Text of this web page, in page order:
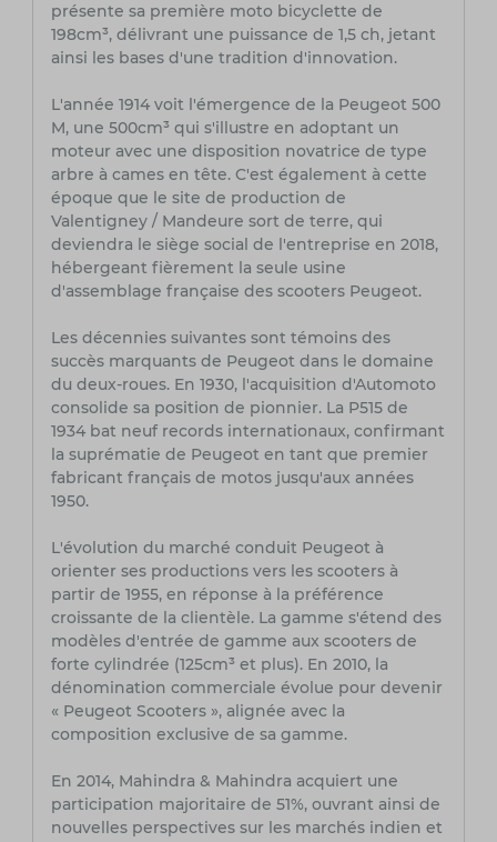
présente sa première moto bicyclette de
198cm³, délivrant une puissance de 1,5 ch, jetant
ainsi les bases d'une tradition d'innovation.
L'année 1914 voit l'émergence de la Peugeot 500
M, une 500cm³ qui s'illustre en adoptant un
moteur avec une disposition novatrice de type
arbre à cames en tête. C'est également à cette
époque que le site de production de
Valentigney / Mandeure sort de terre, qui
deviendra le siège social de l'entreprise en 2018,
hébergeant fièrement la seule usine
d'assemblage française des scooters Peugeot.
Les décennies suivantes sont témoins des
succès marquants de Peugeot dans le domaine
du deux-roues. En 1930, l'acquisition d'Automoto
consolide sa position de pionnier. La P515 de
1934 bat neuf records internationaux, confirmant
la suprématie de Peugeot en tant que premier
fabricant français de motos jusqu'aux années
1950.
L'évolution du marché conduit Peugeot à
orienter ses productions vers les scooters à
partir de 1955, en réponse à la préférence
croissante de la clientèle. La gamme s'étend des
modèles d'entrée de gamme aux scooters de
forte cylindrée (125cm³ et plus). En 2010, la
dénomination commerciale évolue pour devenir
« Peugeot Scooters », alignée avec la
composition exclusive de sa gamme.
En 2014, Mahindra & Mahindra acquiert une
participation majoritaire de 51%, ouvrant ainsi de
nouvelles perspectives sur les marchés indien et